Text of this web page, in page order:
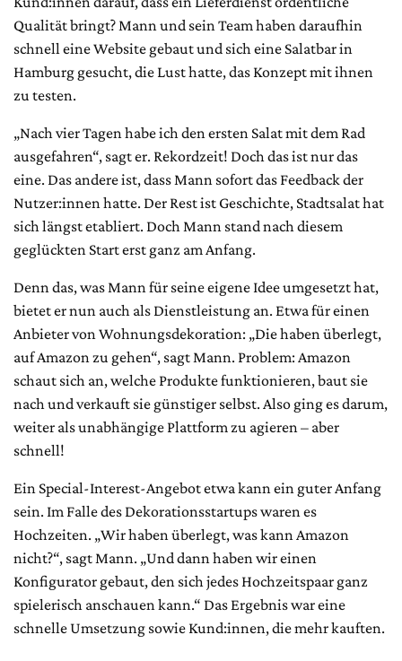
Qualität bringt? Mann und sein Team haben daraufhin
schnell eine Website gebaut und sich eine Salatbar in
Hamburg gesucht, die Lust hatte, das Konzept mit ihnen
zu testen.
„Nach vier Tagen habe ich den ersten Salat mit dem Rad
ausgefahren“, sagt er. Rekordzeit! Doch das ist nur das
eine. Das andere ist, dass Mann sofort das Feedback der
Nutzer:innen hatte. Der Rest ist Geschichte, Stadtsalat hat
sich längst etabliert. Doch Mann stand nach diesem
geglückten Start erst ganz am Anfang.
Denn das, was Mann für seine eigene Idee umgesetzt hat,
bietet er nun auch als Dienstleistung an. Etwa für einen
Anbieter von Wohnungsdekoration: „Die haben überlegt,
auf Amazon zu gehen“, sagt Mann. Problem: Amazon
schaut sich an, welche Produkte funktionieren, baut sie
nach und verkauft sie günstiger selbst. Also ging es darum,
weiter als unabhängige Plattform zu agieren – aber
schnell!
Ein Special-Interest-Angebot etwa kann ein guter Anfang
sein. Im Falle des Dekorationsstartups waren es
Hochzeiten. „Wir haben überlegt, was kann Amazon
nicht?“, sagt Mann. „Und dann haben wir einen
Konfigurator gebaut, den sich jedes Hochzeitspaar ganz
spielerisch anschauen kann.“ Das Ergebnis war eine
schnelle Umsetzung sowie Kund:innen, die mehr kauften.